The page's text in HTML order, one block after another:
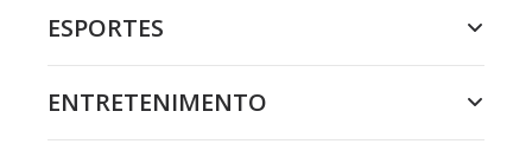
ESPORTES
ENTRETENIMENTO